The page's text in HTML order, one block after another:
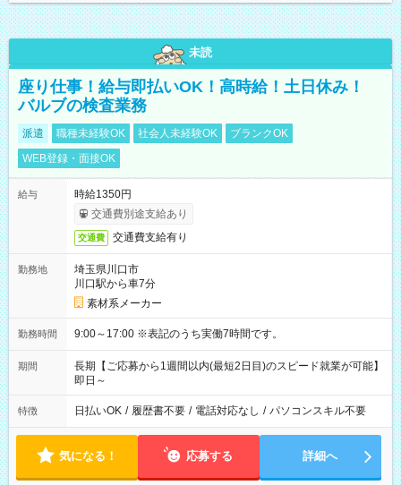
未読
座り仕事！給与即払いOK！高時給！土日休み！
バルブの検査業務
派遣 職種未経験OK 社会人未経験OK
ブランクOK
WEB登録・面接OK
給与
時給1350円
交通費別途支給あり
交通費 交通費支給有り
勤務地
埼玉県川口市
川口駅から車7分
素材系メーカー
勤務時間 9:00～17:00 ※表記のうち実働7時間です。
期間
長期【ご応募から1週間以内(最短2日目)のスピード就業が可能】
即日～
特徴 日払いOK / 履歴書不要 / 電話対応なし / パソコンスキル不要
気になる！ 応募する 詳細へ